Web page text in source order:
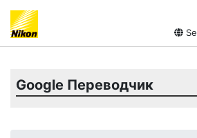
Google Переводчик